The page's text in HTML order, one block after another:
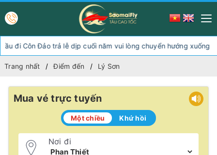
trả lễ dịp cuối năm vui lòng chuyển hướng xuống Sóc Trăng
Trang nhất Điểm đến Lý Sơn
Mua vé trực tuyến
Một chiều Khứ hồi
Nơi đi